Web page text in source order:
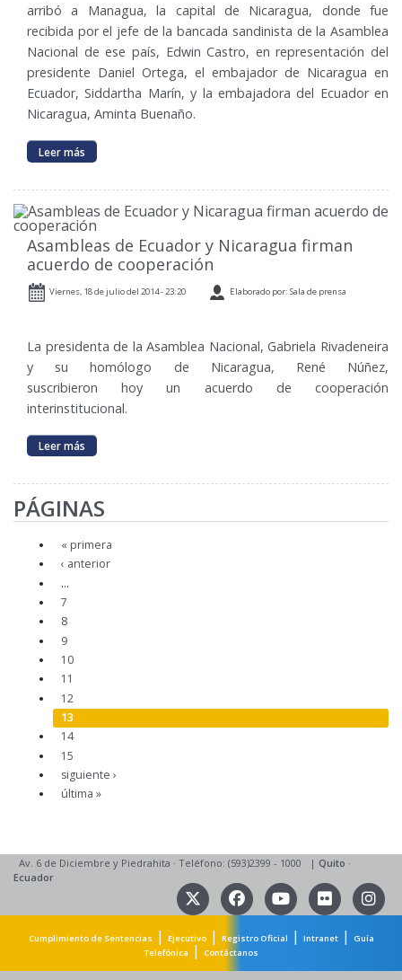
arribó a Managua, la capital de Nicaragua, donde fue
recibida por el jefe de la bancada sandinista de la Asamblea
Nacional de ese país, Edwin Castro, en representación del
presidente Daniel Ortega, el embajador de Nicaragua en
Ecuador, Siddartha Marín, y la embajadora del Ecuador en
Nicaragua, Aminta Buenaño.
Leer más
Asambleas de Ecuador y Nicaragua firman
acuerdo de cooperación
Viernes, 18 de julio del 2014 - 23:20 Elaborado por: Sala de prensa
La presidenta de la Asamblea Nacional, Gabriela Rivadeneira
y su homólogo de Nicaragua, René Núñez,
suscribieron hoy un acuerdo de cooperación
interinstitucional.
Leer más
PÁGINAS
« primera
‹ anterior
…
7
8
9
10
11
12
13
14
15
siguiente ›
última »
Av. 6 de Diciembre y Piedrahita · Teléfono: (593)2399 - 1000 | Quito ·
Ecuador
Cumplimiento de Sentencias | Ejecutivo| Registro Oficial | Intranet|
Guía
Telefónica
| Contáctanos